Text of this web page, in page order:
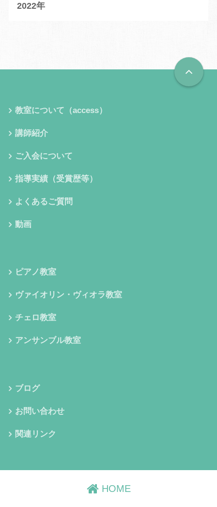
2022
教室について（access）
講師紹介
ご入会について
指導実績（受賞歴等）
よくあるご質問
動画
ピアノ教室
ヴァイオリン・ヴィオラ教室
チェロ教室
アンサンブル教室
ブログ
お問い合わせ
関連リンク
HOME